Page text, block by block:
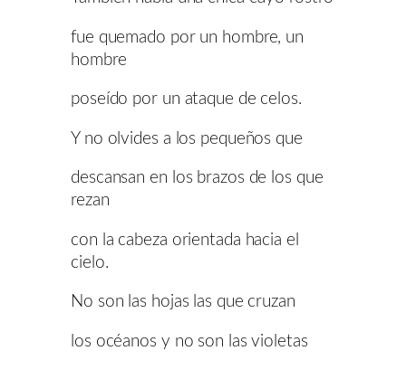
fue quemado por un hombre, un
hombre
poseído por un ataque de celos.
Y no olvides a los pequeños que
descansan en los brazos de los que
rezan
con la cabeza orientada hacia el
cielo.
No son las hojas las que cruzan
los océanos y no son las violetas